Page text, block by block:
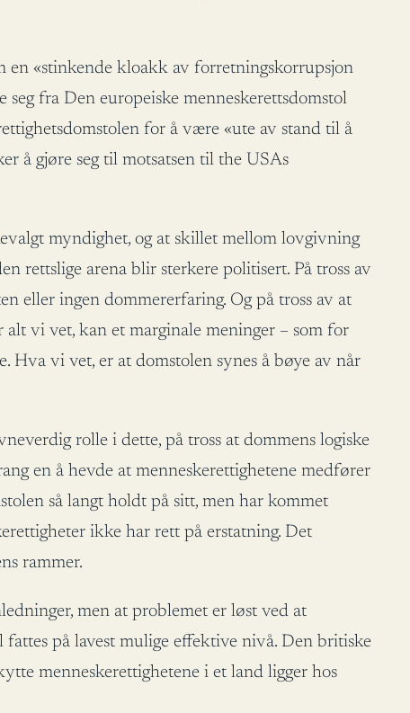
en «stinkende kloakk av forretningskorrupsjon
fra Den europeiske menneskerettsdomstol
for å være «ute av stand til å
å gjøre seg til motsatsen til the USAs
myndighet, og at skillet mellom lovgivning
rettslige arena blir sterkere politisert. På tross av
eller ingen dommererfaring. Og på tross av at
vi vet, kan et marginale meninger – som for
vi vet, er at domstolen synes å bøye av når
rolle i dette, på tross at dommens logiske
en å hevde at menneskerettighetene medfører
så langt holdt på sitt, men har kommet
ikke har rett på erstatning. Det
rammer.
men at problemet er løst ved at
fattes på lavest mulige effektive nivå. Den britiske
menneskerettighetene i et land ligger hos